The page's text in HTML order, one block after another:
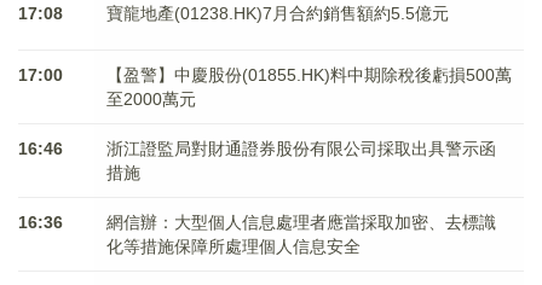
17:08 寶龍地產(01238.HK)7月合約銷售額約5.5億元
17:00
【盈警】中慶股份(01855.HK)料中期除稅後虧損500萬
至2000萬元
16:46
浙江證監局對財通證券股份有限公司採取出具警示函
措施
16:36
網信辦：大型個人信息處理者應當採取加密、去標識
化等措施保障所處理個人信息安全